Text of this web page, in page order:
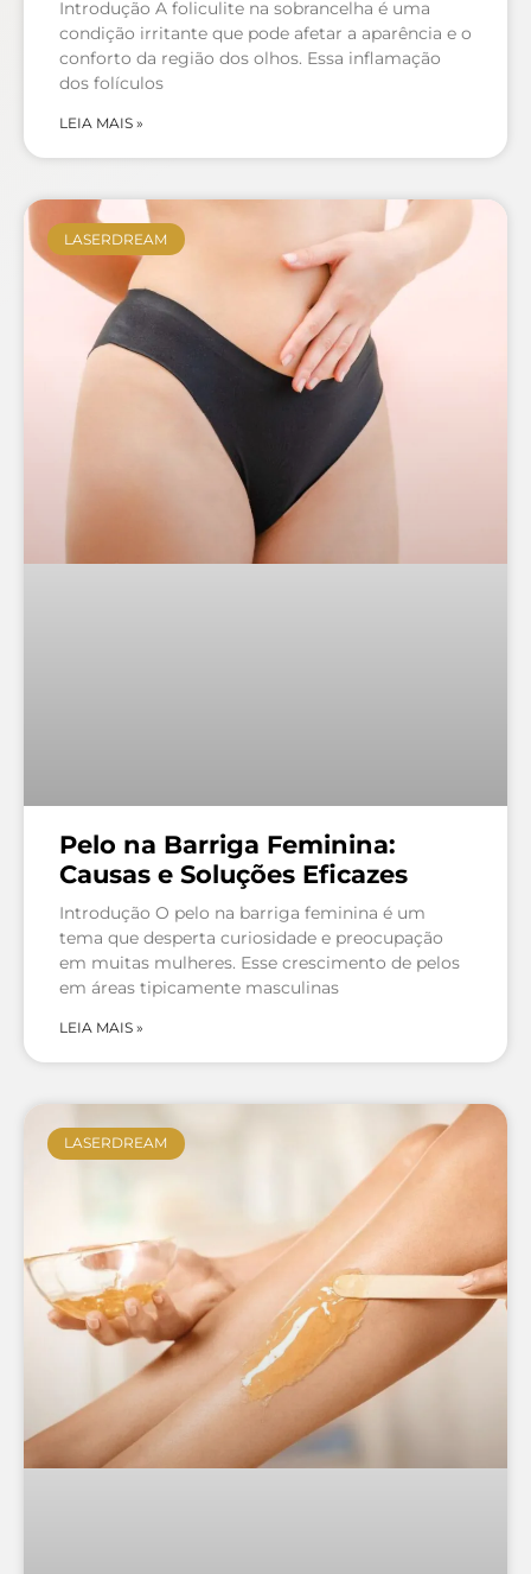
Introdução A foliculite na sobrancelha é uma
condição irritante que pode afetar a aparência e o
conforto da região dos olhos. Essa inflamação
dos folículos
LEIA MAIS »
LASERDREAM
Pelo na Barriga Feminina:
Causas e Soluções Eficazes
Introdução O pelo na barriga feminina é um
tema que desperta curiosidade e preocupação
em muitas mulheres. Esse crescimento de pelos
em áreas tipicamente masculinas
LEIA MAIS »
LASERDREAM